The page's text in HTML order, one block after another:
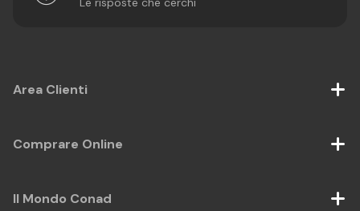
Area Clienti
Comprare Online
Il Mondo Conad